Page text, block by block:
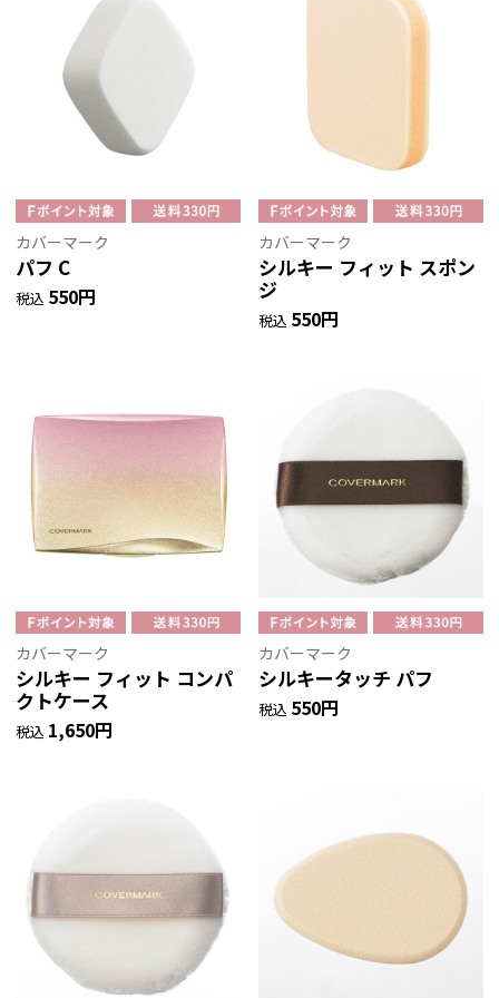
カバーマーク
パフ C
税込 550円
カバーマーク
シルキー フィット スポン
ジ
税込 550円
カバーマーク
シルキー フィット コンパ
クトケース
税込 1,650円
カバーマーク
シルキータッチ パフ
税込 550円